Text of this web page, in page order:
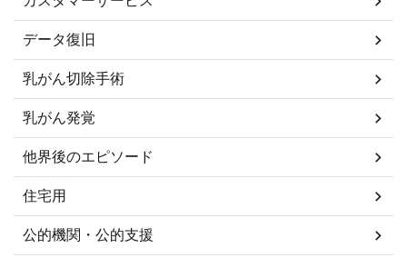
データ復旧
乳がん切除手術
乳がん発覚
他界後のエピソード
住宅用
公的機関・公的支援